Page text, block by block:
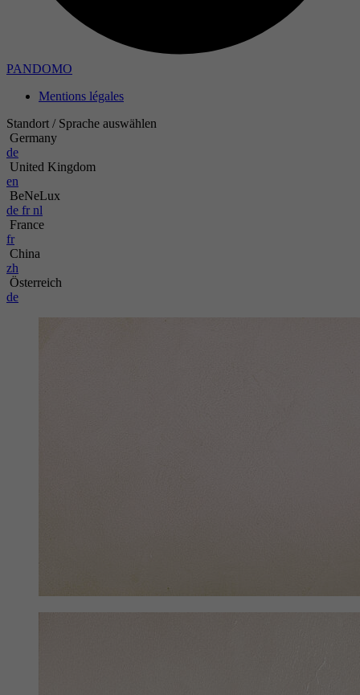
PANDOMO
Mentions légales
Standort / Sprache auswählen
Germany
de
United Kingdom
en
BeNeLux
de fr nl
France
fr
China
zh
Österreich
de